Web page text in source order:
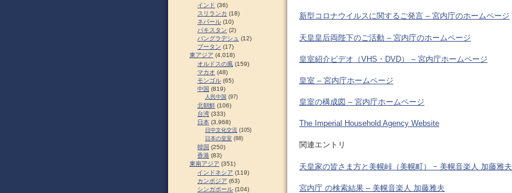
新型コロナウイルスに関するご発言 – 宮内庁のホームページ
天皇皇后両陛下のご活動 – 宮内庁のホームページ
皇室紹介ビデオ（VHS・DVD） – 宮内庁ホームページ
皇室 – 宮内庁ホームページ
皇室の構成図 – 宮内庁ホームページ
The Imperial Household Agency Website
関連エントリ
天皇家の皆さま方と美幌峠（美幌町） ｰ 美幌音楽人 加藤雅夫
宮内庁 の検索結果 – 美幌音楽人 加藤雅夫
インド (36)
スリランカ (18)
ネパール (10)
パキスタン (2)
バングラデシュ (12)
ブータン (17)
東アジア (4,018)
オルドスの風 (159)
マカオ (48)
モンゴル (65)
中国 (819)
人民中国 (97)
北朝鮮 (106)
台湾 (333)
日本 (3,968)
日中文化交流 (105)
日本の皇室 (88)
韓国 (250)
香港 (83)
東南アジア (351)
インドネシア (119)
カンボジア (63)
シンガポール (104)